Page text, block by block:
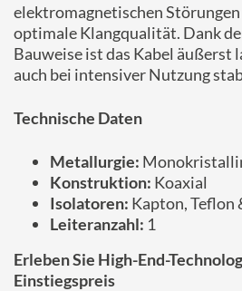
elektromagnetischen
optimale Klangqualität. Dank
Bauweise ist das Kabel äußerst
auch bei intensiver Nutzung
Technische Daten
Metallurgie:
Konstruktion: Koaxial
Isolatoren: Kapton, Teflon
Leiteranzahl: 1
Erleben Sie High-End-
Einstiegspreis